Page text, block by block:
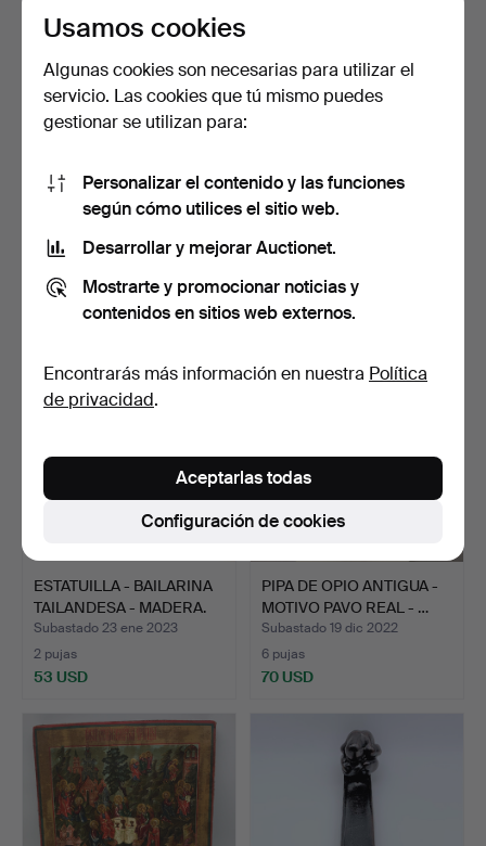
ALMOHADILLA VINTAGE
CON TAPA DE HOJALATA -
1 puja
35 USD
ORIGEN CON CRUZ DE
LATÓN - TIPO ANTIGUO
6 pujas
347 USD
ESTATUILLA - BAILARINA
TAILANDESA - MADERA.
Subastado 23 ene 2023
2 pujas
53 USD
PIPA DE OPIO ANTIGUA -
MOTIVO PAVO REAL - …
Subastado 19 dic 2022
6 pujas
70 USD
Usamos cookies
Algunas cookies son necesarias para utilizar el
servicio. Las cookies que tú mismo puedes
gestionar se utilizan para:
Personalizar el contenido y las funciones
según cómo utilices el sitio web.
Desarrollar y mejorar Auctionet.
Mostrarte y promocionar noticias y
contenidos en sitios web externos.
Encontrarás más información en nuestra Política
de privacidad.
Configuración de cookies
Aceptarlas todas